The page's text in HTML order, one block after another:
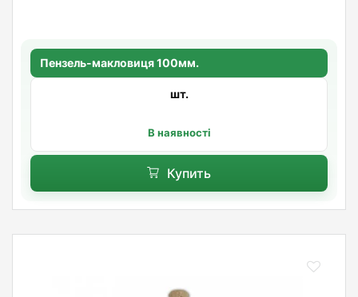
Пензель-макловиця 100мм.
шт.
В наявності
Купить